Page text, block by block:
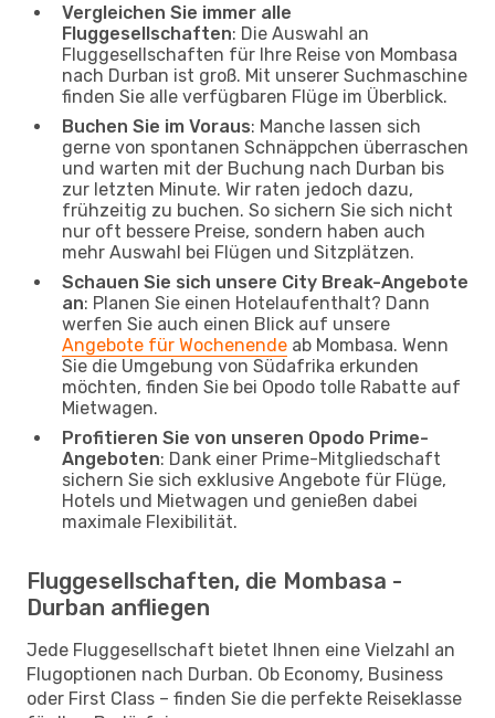
Vergleichen Sie immer alle
Fluggesellschaften: Die Auswahl an
Fluggesellschaften für Ihre Reise von Mombasa
nach Durban ist groß. Mit unserer Suchmaschine
finden Sie alle verfügbaren Flüge im Überblick.
Buchen Sie im Voraus: Manche lassen sich
gerne von spontanen Schnäppchen überraschen
und warten mit der Buchung nach Durban bis
zur letzten Minute. Wir raten jedoch dazu,
frühzeitig zu buchen. So sichern Sie sich nicht
nur oft bessere Preise, sondern haben auch
mehr Auswahl bei Flügen und Sitzplätzen.
Schauen Sie sich unsere City Break-Angebote
an: Planen Sie einen Hotelaufenthalt? Dann
werfen Sie auch einen Blick auf unsere
Angebote für Wochenende ab Mombasa. Wenn
Sie die Umgebung von Südafrika erkunden
möchten, finden Sie bei Opodo tolle Rabatte auf
Mietwagen.
Profitieren Sie von unseren Opodo Prime-
Angeboten: Dank einer Prime-Mitgliedschaft
sichern Sie sich exklusive Angebote für Flüge,
Hotels und Mietwagen und genießen dabei
maximale Flexibilität.
Fluggesellschaften, die Mombasa -
Durban anfliegen
Jede Fluggesellschaft bietet Ihnen eine Vielzahl an
Flugoptionen nach Durban. Ob Economy, Business
oder First Class – finden Sie die perfekte Reiseklasse